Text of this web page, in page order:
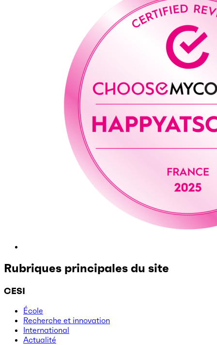
Rubriques principales du site
CESI
École
Recherche et innovation
International
Actualité